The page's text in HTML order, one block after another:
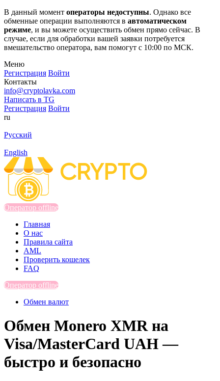
В данный момент операторы недоступны. Однако все
обменные операции выполняются в автоматическом
режиме, и вы можете осуществить обмен прямо сейчас. В
случае, если для обработки вашей заявки потребуется
вмешательство оператора, вам помогут с 10:00 по МСК.
Меню
Регистрация Войти
Контакты
info@cryptolavka.com
Написать в TG
Регистрация Войти
ru
Русский
English
Оператор offline
Главная
О нас
Правила сайта
AML
Проверить кошелек
FAQ
Оператор offline
Обмен валют
Обмен Monero XMR на
Visa/MasterCard UAH —
быстро и безопасно